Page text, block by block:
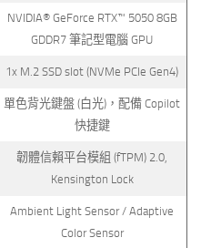
NVIDIA® GeForce RTX™ 5050 8GB
GDDR7 筆記型電腦 GPU
1x M.2 SSD slot (NVMe PCIe Gen4)
單色背光鍵盤 (白光)，配備 Copilot
快捷鍵
韌體信賴平台模組 (fTPM) 2.0,
Kensington Lock
Ambient Light Sensor / Adaptive
Color Sensor